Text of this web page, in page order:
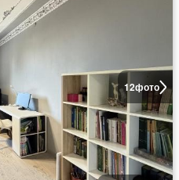
12фото